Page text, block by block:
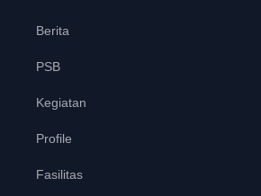
Berita
PSB
Kegiatan
Profile
Fasilitas